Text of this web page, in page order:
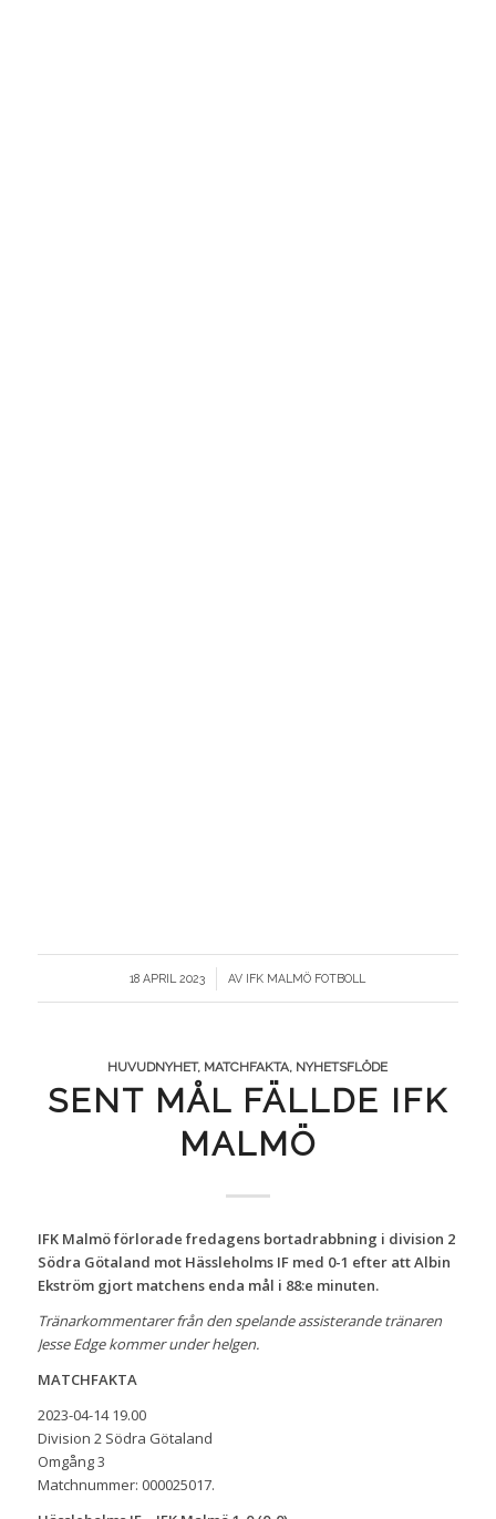
18 APRIL 2023
/ AV IFK MALMÖ FOTBOLL
HUVUDNYHET, MATCHFAKTA, NYHETSFLÖDE
SENT MÅL FÄLLDE IFK
MALMÖ
IFK Malmö förlorade fredagens bortadrabbning i division 2
Södra Götaland mot Hässleholms IF med 0-1 efter att Albin
Ekström gjort matchens enda mål i 88:e minuten.
Tränarkommentarer från den spelande assisterande tränaren
Jesse Edge kommer under helgen.
MATCHFAKTA
2023-04-14 19.00
Division 2 Södra Götaland
Omgång 3
Matchnummer: 000025017.